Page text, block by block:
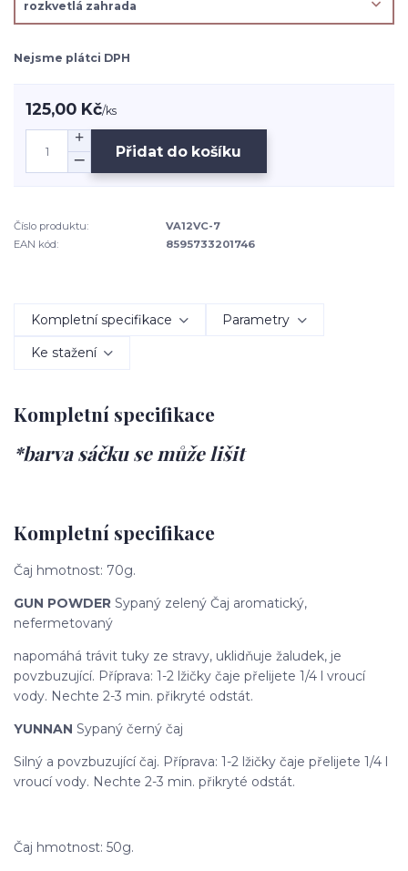
Nejsme plátci DPH
125,00 Kč/ks
Přidat do košíku
Číslo produktu:
VA12VC-7
EAN kód:
8595733201746
Kompletní specifikace Parametry
Ke stažení
Kompletní specifikace
*barva sáčku se může lišit
Kompletní specifikace
Čaj hmotnost: 70g.
GUN POWDER Sypaný zelený Čaj aromatický,
nefermetovaný
napomáhá trávit tuky ze stravy, uklidňuje žaludek, je
povzbuzující. Příprava: 1-2 lžičky čaje přelijete 1/4 l vroucí
vody. Nechte 2-3 min. přikryté odstát.
YUNNAN Sypaný černý čaj
Silný a povzbuzující čaj. Příprava: 1-2 lžičky čaje přelijete 1/4 l
vroucí vody. Nechte 2-3 min. přikryté odstát.
Čaj hmotnost: 50g.